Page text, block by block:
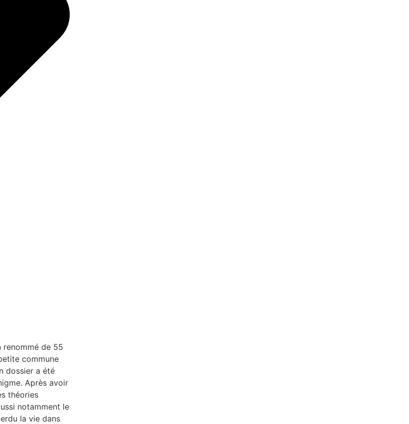
renommé de 55
commune
dossier a été
Après avoir
théories
notamment le
la vie dans